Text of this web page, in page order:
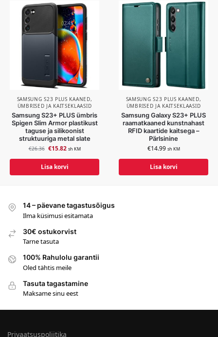
SAMSUNG S23 PLUS KAANED,
ÜMBRISED JA KAITSEKLAASID
Samsung S23+ PLUS ümbris
Spigen Slim Armor plastikust
taguse ja silikoonist
struktuuriga metal slate
€26.36 €15.82 sh KM
Lisa korvi
SAMSUNG S23 PLUS KAANED,
ÜMBRISED JA KAITSEKLAASID
Samsung Galaxy S23+ PLUS
raamatkaaned kunstnahast
RFID kaartide kaitsega –
Pärlsinine
€14.99 sh KM
Lisa korvi
14 – päevane tagastusõigus
Ilma küsimusi esitamata
30€ ostukorvist
Tarne tasuta
100% Rahulolu garantii
Oled tähtis meile
Tasuta tagastamine
Maksame sinu eest
Privaatsuspoliitika